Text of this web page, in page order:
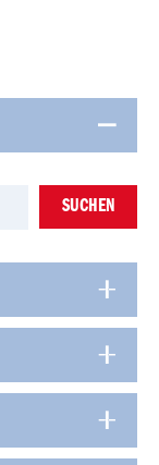
SUCHEN